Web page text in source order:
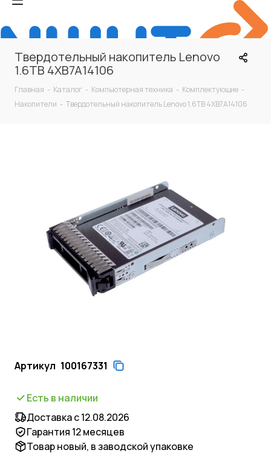
Твердотельный накопитель Lenovo
1.6TB 4XB7A14106
Главная - Каталог - Компьютерная техника - Комплектующие -
Накопители - Твердотельный накопитель Lenovo 1.6TB 4XB7A14106
Артикул 100167331
Есть в наличии
Доставка с 12.08.2026
Гарантия 12 месяцев
Товар новый, в заводской упаковке